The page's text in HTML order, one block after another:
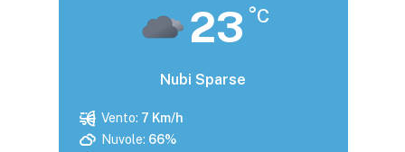
23 °C
Nubi Sparse
Vento: 7 Km/h
Nuvole: 66%